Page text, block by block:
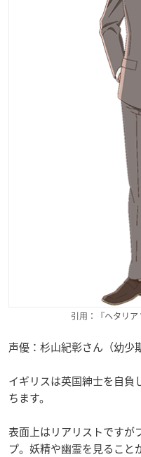
引用：『ヘタリ
声優：杉山紀彰さん（幼少
イギリスは英国紳士を自負
ちます。
表面上はリアリストですが
プ。妖精や幽霊を見ること